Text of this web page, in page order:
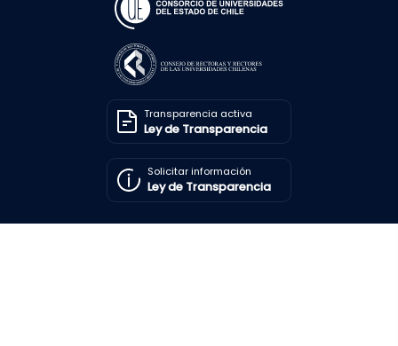
Transparencia activa
Ley de Transparencia
Solicitar información
Ley de Transparencia